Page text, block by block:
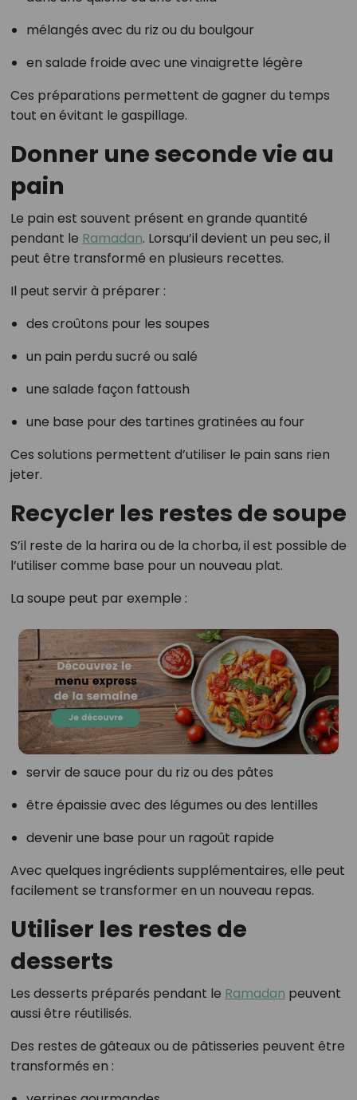
mélangés avec du riz ou du boulgour
en salade froide avec une vinaigrette légère
Ces préparations permettent de gagner du temps
tout en évitant le gaspillage.
Donner une seconde vie au
pain
Le pain est souvent présent en grande quantité
pendant le Ramadan. Lorsqu’il devient un peu sec, il
peut être transformé en plusieurs recettes.
Il peut servir à préparer :
des croûtons pour les soupes
un pain perdu sucré ou salé
une salade façon fattoush
une base pour des tartines gratinées au four
Ces solutions permettent d’utiliser le pain sans rien
jeter.
Recycler les restes de soupe
S’il reste de la harira ou de la chorba, il est possible de
l’utiliser comme base pour un nouveau plat.
La soupe peut par exemple :
servir de sauce pour du riz ou des pâtes
être épaissie avec des légumes ou des lentilles
devenir une base pour un ragoût rapide
Avec quelques ingrédients supplémentaires, elle peut
facilement se transformer en un nouveau repas.
Utiliser les restes de
desserts
Les desserts préparés pendant le Ramadan peuvent
aussi être réutilisés.
Des restes de gâteaux ou de pâtisseries peuvent être
transformés en :